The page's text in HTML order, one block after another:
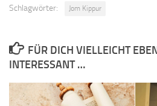
Schlagwörter: Jom Kippur
FÜR DICH VIELLEICHT
INTERESSANT …